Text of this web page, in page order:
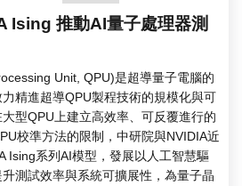
Ising 推動AI量子處理器測
Unit, QPU)是超導量子電腦的
精進超導QPU製程技術的規模化與可
型QPU上建立高效率、可反覆進行的
校準方法的限制，中研院與NVIDIA近
Ising系列AI模型，發展以人工智慧驅
測試效率與系統可擴展性，為量子晶